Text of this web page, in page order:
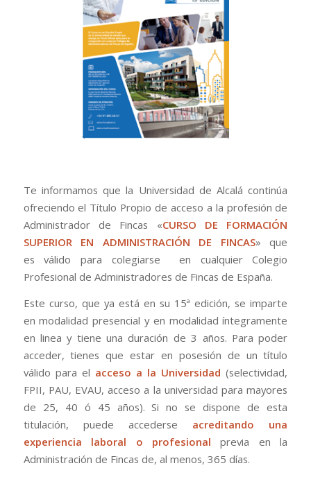
Te informamos que la Universidad de Alcalá continúa
ofreciendo el Título Propio de acceso a la profesión de
Administrador de Fincas «CURSO DE FORMACIÓN
SUPERIOR EN ADMINISTRACIÓN DE FINCAS» que
es válido para colegiarse en cualquier Colegio
Profesional de Administradores de Fincas de España.
Este curso, que ya está en su 15ª edición, se imparte
en modalidad presencial y en modalidad íntegramente
en linea y tiene una duración de 3 años. Para poder
acceder, tienes que estar en posesión de un título
válido para el acceso a la Universidad (selectividad,
FPII, PAU, EVAU, acceso a la universidad para mayores
de 25, 40 ó 45 años). Si no se dispone de esta
titulación, puede accederse acreditando una
experiencia laboral o profesionalprevia en la
Administración de Fincas de, al menos, 365 días.